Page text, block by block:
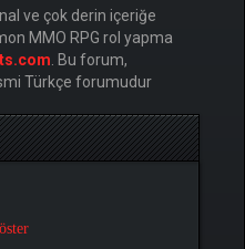
ve çok derin içeriğe
MMO RPG rol yapma
. Bu forum,
Türkçe forumudur